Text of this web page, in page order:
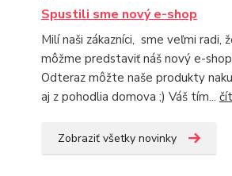
Spustili sme nový e-shop
Milí naši zákazníci, sme veľmi radi,
môžme predstaviť náš nový e-
Odteraz môžte naše produkty
aj z pohodlia domova ;) Váš tím...
Zobraziť všetky novinky